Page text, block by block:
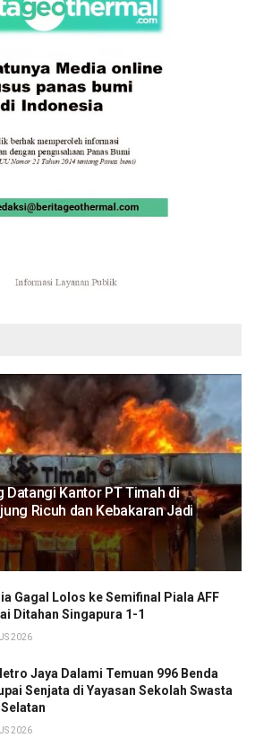
Datangi Kantor PT Timah di
Ricuh dan Kebakaran Jadi
Gagal Lolos ke Semifinal Piala AFF
Ditahan Singapura 1-1
2026
Jaya Dalami Temuan 996 Benda
Senjata di Yayasan Sekolah Swasta
2026